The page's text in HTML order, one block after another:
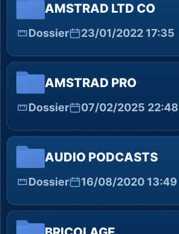
AMSTRAD LTD CO
Dossier 23/01/2022 17:35
AMSTRAD PRO
Dossier 07/02/2025 22:48
AUDIO PODCASTS
Dossier 16/08/2020 13:49